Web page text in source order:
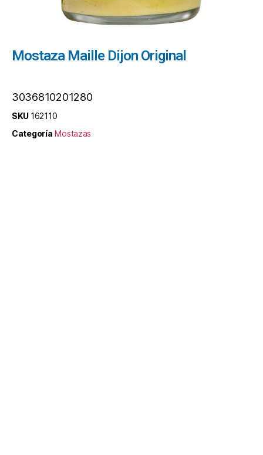
Mostaza Maille Dijon Original
3036810201280
SKU 162110
Categoría Mostazas